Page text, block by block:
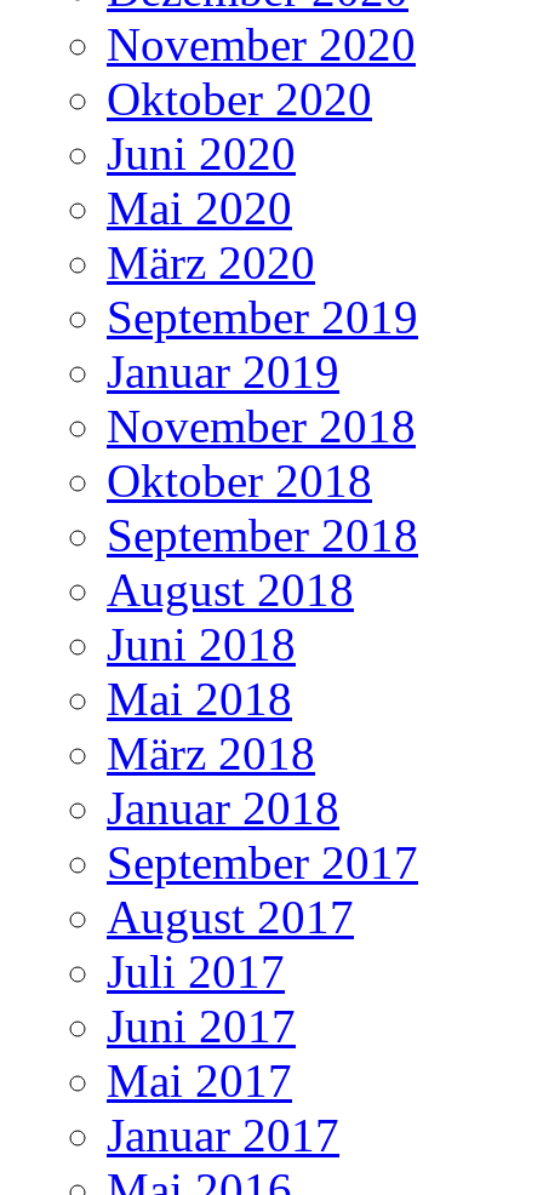
November 2020
Oktober 2020
Juni 2020
Mai 2020
März 2020
September 2019
Januar 2019
November 2018
Oktober 2018
September 2018
August 2018
Juni 2018
Mai 2018
März 2018
Januar 2018
September 2017
August 2017
Juli 2017
Juni 2017
Mai 2017
Januar 2017